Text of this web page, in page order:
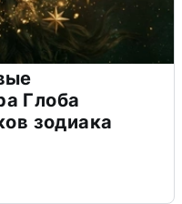
Глоба
зодиака